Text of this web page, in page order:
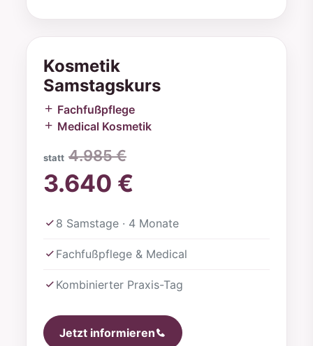
Kosmetik
Samstagskurs
Fachfußpflege
Medical Kosmetik
statt 4.985 €
3.640 €
8 Samstage · 4 Monate
Fachfußpflege & Medical
Kombinierter Praxis-Tag
Jetzt informieren